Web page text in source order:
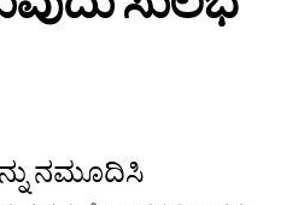
ನಮೂದಿಸಿ